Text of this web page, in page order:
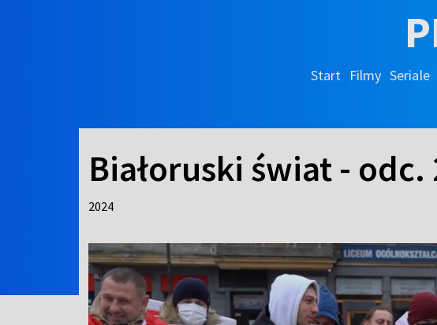
Start Filmy Seriale
Białoruski świat - odc.
2024